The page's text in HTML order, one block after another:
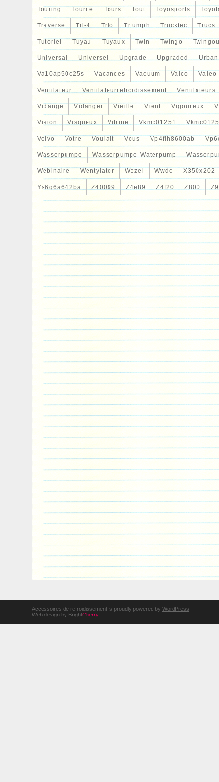
Touring Tourne Tours Tout Toyosports
Traverse Tri-4 Trio Triumph Trucktec Trucs
Tutoriel Tuyau Tuyaux Twin Twingo
Universal Universel Upgrade Upgraded Urban
Va10ap50c25s Vacances Vacuum Vaico Valeo
Ventilateur Ventilateurrefroidissement Ventilateurs
Vidange Vidanger Vieille Vient Vigoureux
Vision Visqueux Vitrine Vkmc01251
Volvo Votre Voulait Vous Vp4flh8600ab
Wasserpumpe Wasserpumpe-Waterpump
Webinaire Wentylator Wezel Wwdc X350x202
Ys6q6a642ba Z40099 Z4e89 Z4f20 Z800
Accessoires de refroidissement is proudly powered by WordPress
Web design by BrightCherry.